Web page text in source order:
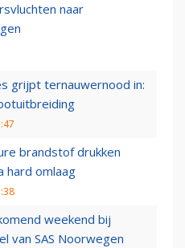
naar
grijpt ternauwernood in:
brandstof drukken
hard omlaag
weekend bij
van SAS Noorwegen